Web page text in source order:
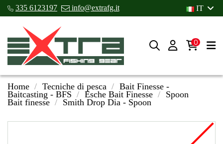
335 6123197 info@extrafg.it IT
0
Home Tecniche di pesca
Bait Finesse -
Baitcasting - BFS
Esche Bait Finesse
Spoon
Bait finesse
Smith Drop Dia - Spoon